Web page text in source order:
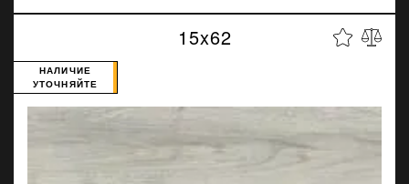
15x62
НАЛИЧИЕ
УТОЧНЯЙТЕ